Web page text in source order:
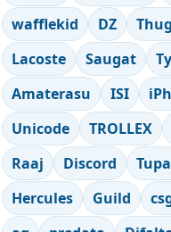
wafflekid
DZ
Lacoste
Saugat
Amaterasu
ISI
Unicode
TROLLEX
Raaj
Discord
Hercules
Guild